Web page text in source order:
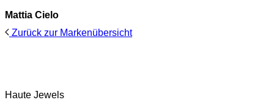
Mattia Cielo
Zurück zur Markenübersicht
Haute Jewels